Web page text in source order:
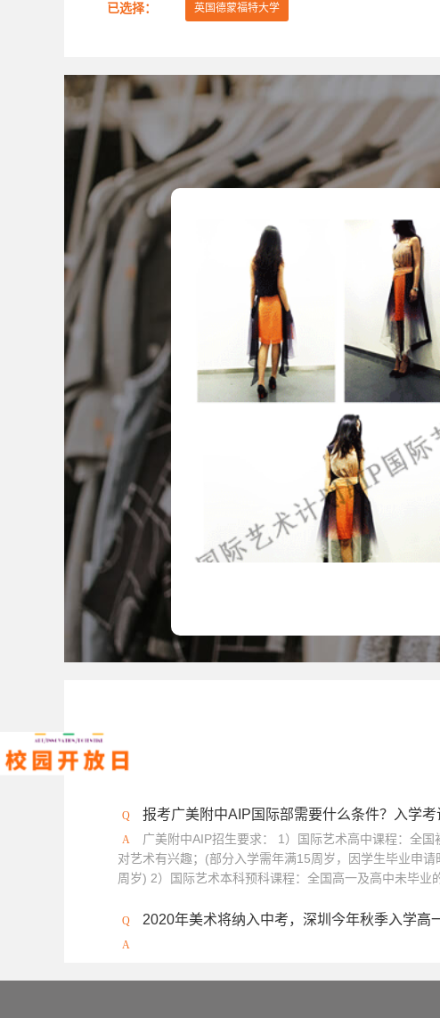
英国创意艺术大学 诺森比亚大学 多摩
美国旧金山艺术学院 英国布莱顿大学
英国密德萨斯大学 安大略艺术设计学院
大阪艺术大
中央圣马丁艺术与设计学院 澳门城市大学
伦敦传媒学院 英国
澳大利亚西澳大学 坎伯韦尔艺术学院
加拿大康考迪亚大学 加拿大阿尔伯塔艺术大学
英国利兹大学 马兰戈尼学院（伦敦校区）
已选择： 英国德蒙福特大学
胡非凡
英国伯明翰城市大学、英国德蒙
、英国谢菲尔德哈勒姆大学、英国
城市大学、英国伦敦艺术大学
服装设计
6
报考广美附中AIP国际部需要什么条件？入学考
广美附中AIP招生要求： 1）国际艺术高中课程：全国
对艺术有兴趣；(部分入学需年满15周岁，因学生毕业申
周岁) 2）国际艺术本科预科课程：全国高一及高中未毕业
2020年美术将纳入中考，深圳今年秋季入学高